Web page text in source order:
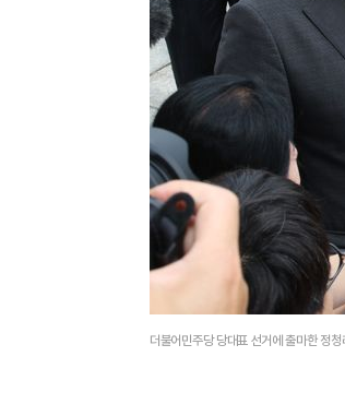
더불어민주당 당대표 선거에 출마한 정